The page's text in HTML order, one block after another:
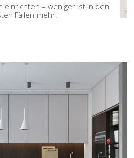
einrichten – weniger ist in den
Fällen mehr!